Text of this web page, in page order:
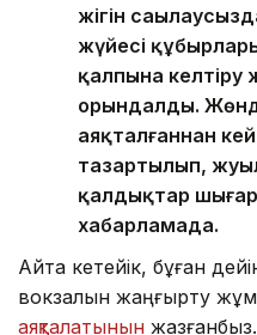
жігін
жүйесі
қалпына
орындалды.
аяқталғаннан
тазартылып,
қалдықтар
хабарламада.
Айта кетейік, бұған
вокзалын жаңғырту
аяқталатынын жазғанбыз.